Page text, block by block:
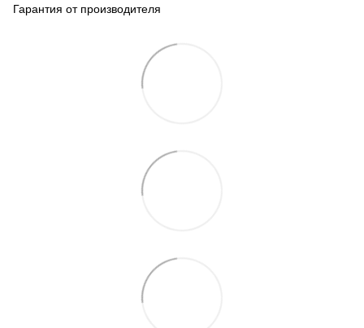
Гарантия от производителя